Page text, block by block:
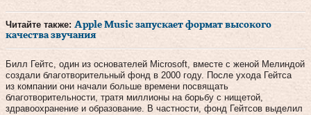
Читайте также: Apple Music запускает формат высокого
качества звучания
Билл Гейтс, один из основателей Microsoft, вместе с женой Мелиндой
создали благотворительный фонд в 2000 году. После ухода Гейтса
из компании они начали больше времени посвящать
благотворительности, тратя миллионы на борьбу с нищетой,
здравоохранение и образование. В частности, фонд Гейтсов выделил